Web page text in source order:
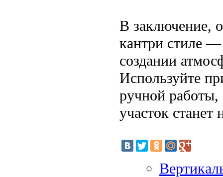
В заключение,
кантри стиле
создании
Используйте
ручной
участок